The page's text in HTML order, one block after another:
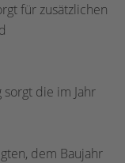
für zusätzlichen
die im Jahr
dem Baujahr